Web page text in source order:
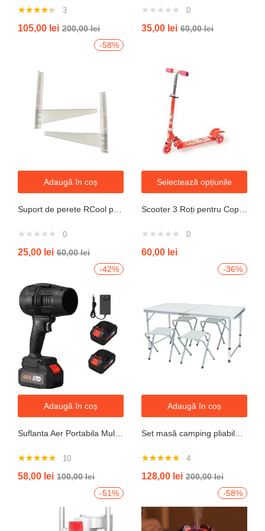
4.33din 5
3
105,00 lei 200,00lei
0
35,00 lei 60,00lei
-58%
Adaugă în coș
0
25,00 lei 60,00lei
Selectează opțiunile
0
60,00 lei
-42%
Adaugă în coș
4.90din 5
10
58,00 lei 100,00lei
-36%
Adaugă în coș
5.00din 5
4
128,00 lei 200,00lei
-51%
-58%